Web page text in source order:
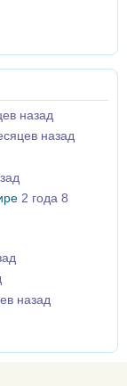
назад
назад
2 года 8
назад